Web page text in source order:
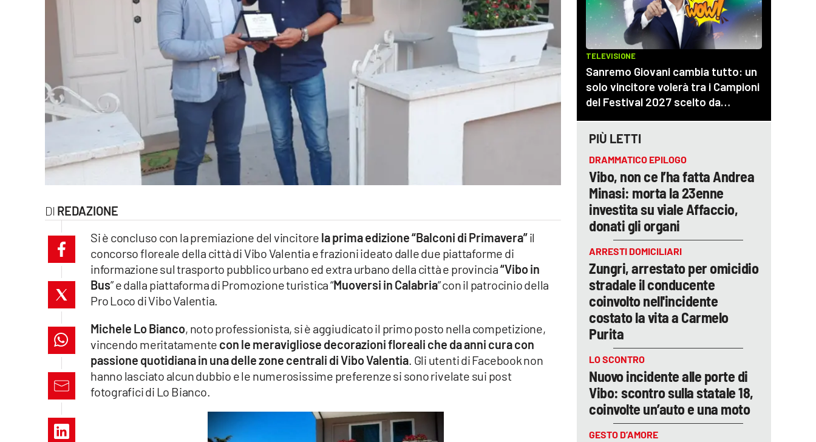
lacitymag.it
cosenzachannel.it
ilvibonese.it
catanzarochannel.it
lacapitalenews.it
REDAZIONE
Si è concluso con la premiazione del vincitore la prima edizione “Balconi di Primavera”il
concorso floreale della città di Vibo Valentia e frazioni ideato dalle due piattaforme di
informazione sul trasporto pubblico urbano ed extra urbano della città e provincia“Vibo in
Bus” e dalla piattaforma di Promozione turistica “Muoversi in Calabria” con il patrocinio della
Pro Loco di Vibo Valentia.
Michele Lo Bianco, noto professionista, si è aggiudicato il primo posto nella competizione,
vincendo meritatamente con le meravigliose decorazioni floreali che da anni cura con
passione quotidiana in una delle zone centrali di Vibo Valentia. Gli utenti di Facebook non
hanno lasciato alcun dubbio e le numerosissime preferenze si sono rivelate sui post
fotografici di Lo Bianco.
PIÙ LETTI
DRAMMATICO EPILOGO
Vibo, non ce l’ha fatta Andrea
Minasi: morta la 23enne
investita su viale Affaccio,
donati gli organi
ARRESTI DOMICILIARI
Zungri, arrestato per omicidio
stradale il conducente
coinvolto nell'incidente
costato la vita a Carmelo
Purita
LO SCONTRO
Nuovo incidente alle porte di
Vibo: scontro sulla statale 18,
coinvolte un’auto e una moto
GESTO D’AMORE